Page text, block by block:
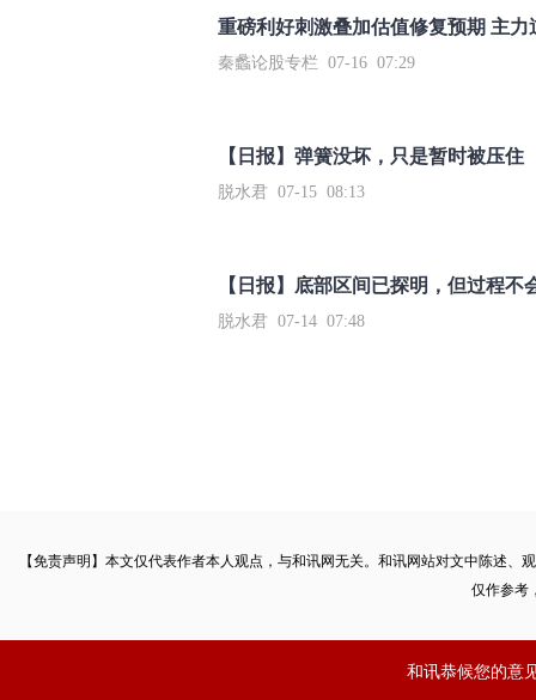
秦蠡论股专栏 07-16 07:29
【日报】弹簧没坏，只是暂时被压住
脱水君 07-15 08:13
【日报】底部区间已探明，但过程不
脱水君 07-14 07:48
【免责声明】本文仅代表作者本人观点，与和讯网无关。和讯网站对文中陈述
仅作参考
和讯恭候您的意